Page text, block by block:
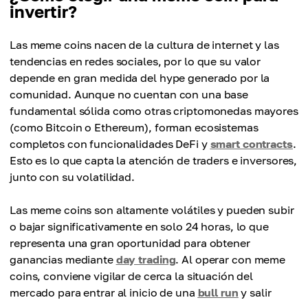
invertir?
Las meme coins nacen de la cultura de internet y las
tendencias en redes sociales, por lo que su valor
depende en gran medida del hype generado por la
comunidad. Aunque no cuentan con una base
fundamental sólida como otras criptomonedas mayores
(como Bitcoin o Ethereum), forman ecosistemas
completos con funcionalidades DeFi y smart contracts.
Esto es lo que capta la atención de traders e inversores,
junto con su volatilidad.
Las meme coins son altamente volátiles y pueden subir
o bajar significativamente en solo 24 horas, lo que
representa una gran oportunidad para obtener
ganancias mediante day trading. Al operar con meme
coins, conviene vigilar de cerca la situación del
mercado para entrar al inicio de una bull run y salir